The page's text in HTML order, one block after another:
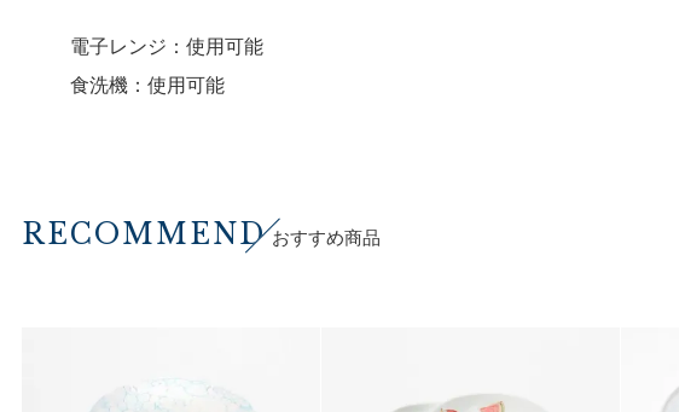
電子レンジ：使用可能
食洗機：使用可能
RECOMMEND おすすめ商品